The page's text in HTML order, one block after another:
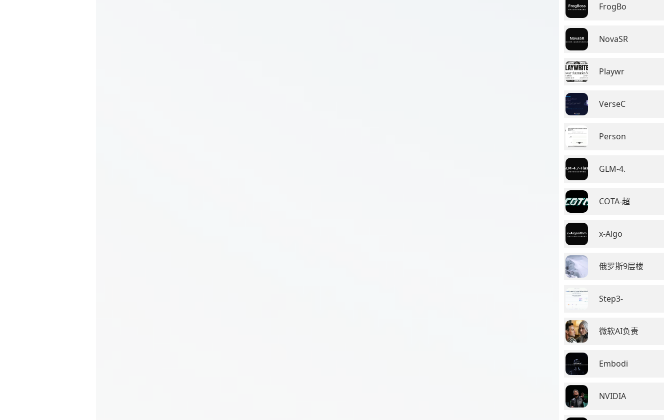
FrogBo
NovaSR
Playwr
VerseC
Person
GLM-4.
COTA-超
x-Algo
俄罗斯9层楼
Step3-
微软AI负责
Embodi
NVIDIA